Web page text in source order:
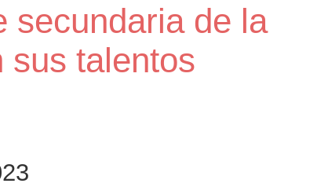
secundaria de la
sus talentos